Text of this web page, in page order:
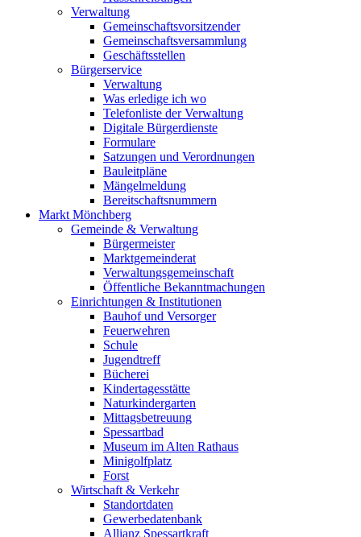
Verwaltung
Gemeinschaftsvorsitzender
Gemeinschaftsversammlung
Geschäftsstellen
Bürgerservice
Verwaltung
Was erledige ich wo
Telefonliste der Verwaltung
Digitale Bürgerdienste
Formulare
Satzungen und Verordnungen
Bauleitpläne
Mängelmeldung
Bereitschaftsnummern
Markt Mönchberg
Gemeinde & Verwaltung
Bürgermeister
Marktgemeinderat
Verwaltungsgemeinschaft
Öffentliche Bekanntmachungen
Einrichtungen & Institutionen
Bauhof und Versorger
Feuerwehren
Schule
Jugendtreff
Bücherei
Kindertagesstätte
Naturkindergarten
Mittagsbetreuung
Spessartbad
Museum im Alten Rathaus
Minigolfplatz
Forst
Wirtschaft & Verkehr
Standortdaten
Gewerbedatenbank
Allianz Spessartkraft